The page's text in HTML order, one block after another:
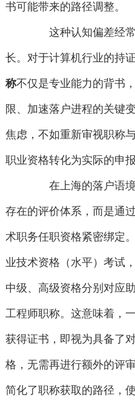
书可能带来的路径调整。
这种认知偏差经常
长。对于计算机行业的持
称不仅是专业能力的背书
限、加速落户进程的关键
焦虑，不如重新审视职称
职业资格转化为实际的申报
在上海的落户语境
存在的评价体系，而是通
术职务任职资格紧密绑定
业技术资格（水平）考试
中级、高级资格分别对应
工程师职称。这意味着，
获得证书，即视为具备了
格，无需再进行额外的评
简化了职称获取的路径，